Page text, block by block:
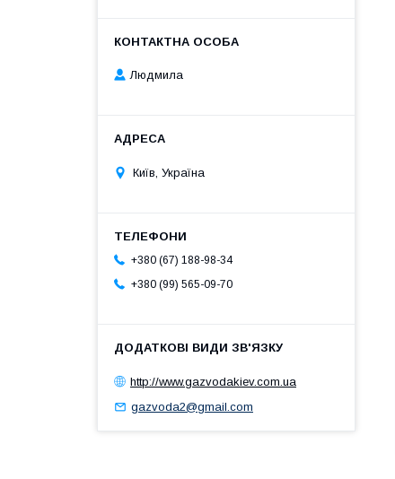
Людмила
Київ, Україна
+380 (67) 188-98-34
+380 (99) 565-09-70
http://www.gazvodakiev.com.ua
gazvoda2@gmail.com